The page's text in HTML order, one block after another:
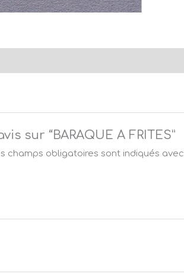
sur “BARAQUE A FRITES”
champs obligatoires sont indiqués avec